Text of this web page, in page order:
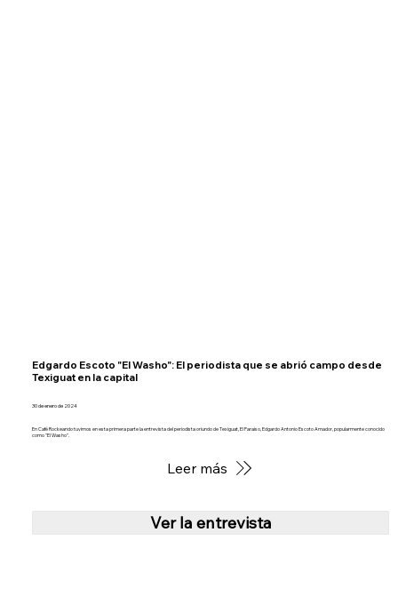
Edgardo Escoto "El Washo": El periodista que se abrió campo desde
Texiguat en la capital
30 de enero de 2024
En Café Rockeando tuvimos en esta primera parte la entrevista del periodista oriundo de Texiguat, El Paraíso, Edgardo Antonio Escoto Amador, popularmente conocido
como "El Washo".
Ver la entrevista
Leer más